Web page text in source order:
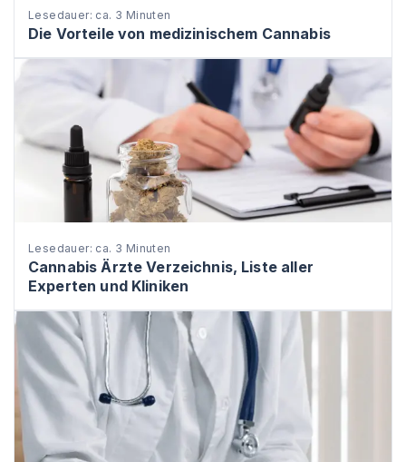
Lesedauer: ca. 3 Minuten
Die Vorteile von medizinischem Cannabis
Lesedauer: ca. 3 Minuten
Cannabis Ärzte Verzeichnis, Liste aller
Experten und Kliniken